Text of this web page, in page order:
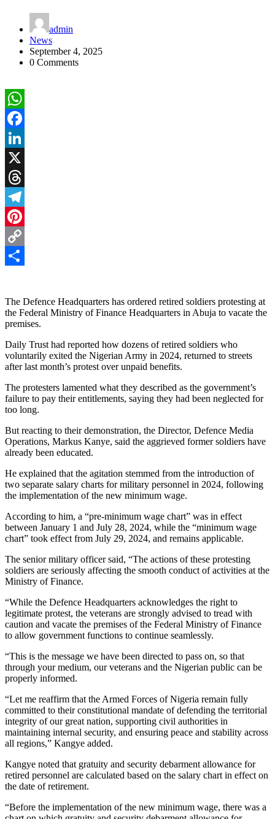
admin
News
September 4, 2025
0 Comments
WhatsApp
Facebook
LinkedIn
X
Threads
Telegram
Pinterest
Copy
The Defence Headquarters has ordered retired soldiers protesting at
the Federal Ministry of Finance Headquarters in Abuja to vacate the
premises.
Daily Trust had reported how dozens of retired soldiers who
voluntarily exited the Nigerian Army in 2024, returned to streets
after last month’s protest over unpaid benefits.
The protesters lamented what they described as the government’s
failure to pay their entitlements, saying they had been neglected for
too long.
But reacting to their demonstration, the Director, Defence Media
Operations, Markus Kanye, said the aggrieved former soldiers have
already been educated.
He explained that the agitation stemmed from the introduction of
two separate salary charts for military personnel in 2024, following
the implementation of the new minimum wage.
According to him, a “pre-minimum wage chart” was in effect
between January 1 and July 28, 2024, while the “minimum wage
chart” took effect from July 29, 2024, and remains applicable.
The senior military officer said, “The actions of these protesting
soldiers are seriously affecting the smooth conduct of activities at the
Ministry of Finance.
“While the Defence Headquarters acknowledges the right to
legitimate protest, the veterans are strongly advised to tread with
caution and vacate the premises of the Federal Ministry of Finance
to allow government functions to continue seamlessly.
“This is the message we have been directed to pass on, so that
through your medium, our veterans and the Nigerian public can be
properly informed.
“Let me reaffirm that the Armed Forces of Nigeria remain fully
committed to their constitutional mandate of defending the territorial
integrity of our great nation, supporting civil authorities in
maintaining internal security, and ensuring peace and stability across
all regions,” Kangye added.
Kangye noted that gratuity and security debarment allowance for
retired personnel are calculated based on the salary chart in effect on
the date of retirement.
“Before the implementation of the new minimum wage, there was a